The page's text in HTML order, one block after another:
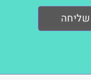
שליחה